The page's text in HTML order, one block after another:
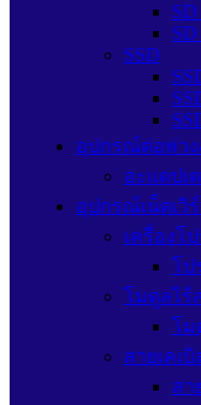
SD
SSD
อุปกรณ์ต่อพ่วง
อะแดปเ
อุปกรณ์เน็ตเวิ
เครื่องโ
โป
โมดูลไร้
โม
สายเคเบิ
สา